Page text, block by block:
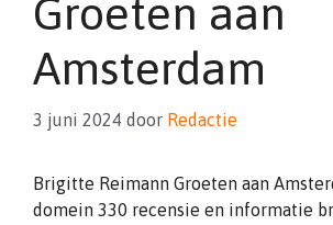
Groeten aan
Amsterdam
3 juni 2024 door Redactie
Brigitte Reimann Groeten aan
domein 330 recensie en informatie